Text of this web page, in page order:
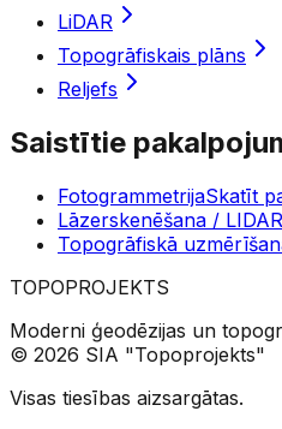
LiDAR
Topogrāfiskais plāns
Reljefs
Saistītie
FotogrammetrijaSkatīt
Lāzerskenēšana / LIDAR
Topogrāfiskā
TOPOPROJEKTS
Moderni ģeodēzijas un
© 2026 SIA "Topoprojekts"
Visas tiesības aizsargātas.